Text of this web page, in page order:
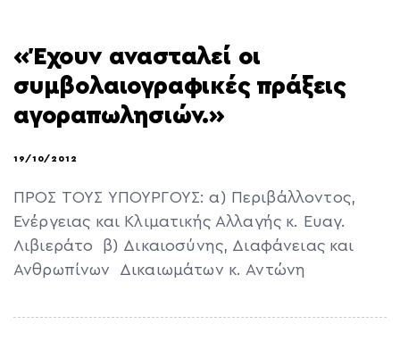
«Έχουν ανασταλεί οι
συμβολαιογραφικές πράξεις
αγοραπωλησιών.»
19/10/2012
ΠΡΟΣ ΤΟΥΣ ΥΠΟΥΡΓΟΥΣ: α) Περιβάλλοντος,
Ενέργειας και Κλιματικής Αλλαγής κ. Ευαγ.
Λιβιεράτο β) Δικαιοσύνης, Διαφάνειας και
Ανθρωπίνων Δικαιωμάτων κ. Αντώνη